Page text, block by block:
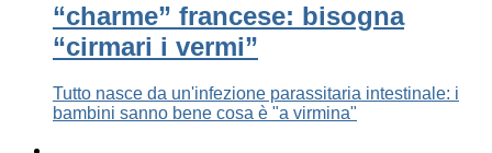
“charme” francese: bisogna
“cirmari i vermi”
Tutto nasce da un'infezione parassitaria intestinale: i
bambini sanno bene cosa è "a virmina"